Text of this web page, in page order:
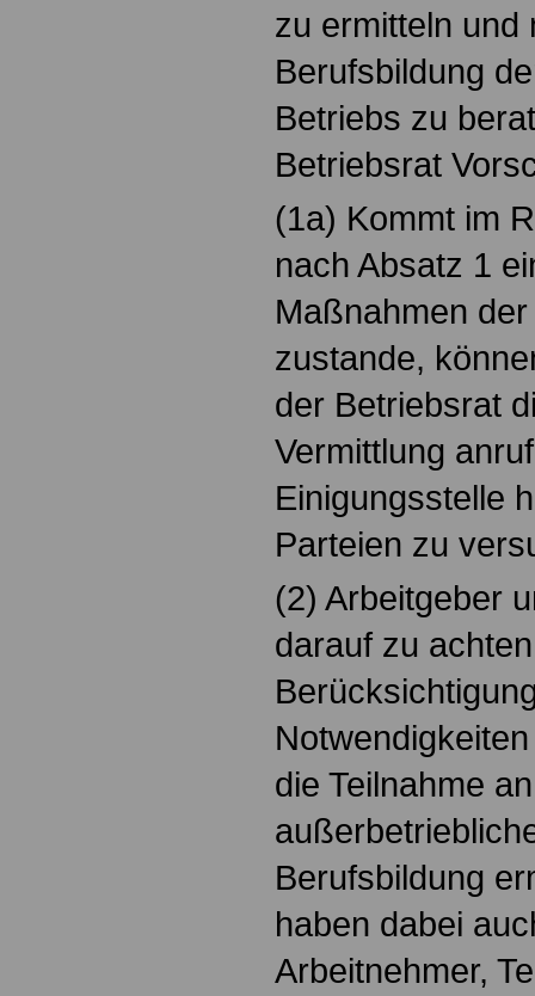
zu ermitteln und
Berufsbildung
Betriebs zu
Betriebsrat
(1a) Kommt im
nach Absatz 1
Maßnahmen
zustande,
der Betriebsrat
Vermittlung
Einigungsstelle
Parteien zu
(2) Arbeitgeber
darauf zu
die Teilnahme
Berufsbildung
haben dabei
Arbeitnehmer,